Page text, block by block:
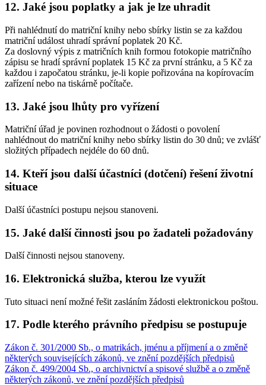
12. Jaké jsou poplatky a jak je lze uhradit
Při nahlédnutí do matriční knihy nebo sbírky listin se za každou
matriční událost uhradí správní poplatek 20 Kč.
Za doslovný výpis z matričních knih formou fotokopie matričního
zápisu se hradí správní poplatek 15 Kč za první stránku, a 5 Kč za
každou i započatou stránku, je-li kopie pořizována na kopírovacím
zařízení nebo na tiskárně počítače.
13. Jaké jsou lhůty pro vyřízení
Matriční úřad je povinen rozhodnout o žádosti o povolení
nahlédnout do matriční knihy nebo sbírky listin do 30 dnů; ve zvlášť
složitých případech nejdéle do 60 dnů.
14. Kteří jsou další účastníci (dotčení) řešení životní
situace
Další účastníci postupu nejsou stanoveni.
15. Jaké další činnosti jsou po žadateli požadovány
Další činnosti nejsou stanoveny.
16. Elektronická služba, kterou lze využít
Tuto situaci není možné řešit zasláním žádosti elektronickou poštou.
17. Podle kterého právního předpisu se postupuje
Zákon č. 301/2000 Sb., o matrikách, jménu a příjmení a o změně
některých souvisejících zákonů, ve znění pozdějších předpisů
Zákon č. 499/2004 Sb., o archivnictví a spisové službě a o změně
některých zákonů, ve znění pozdějších předpisů